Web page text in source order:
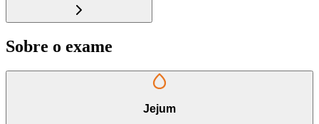
Sobre o exame
Jejum